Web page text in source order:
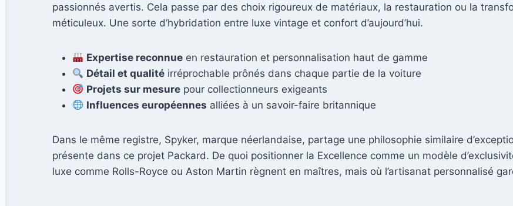
passionnés avertis. Cela passe par des choix rigoureux de matériaux, la restauration ou la
méticuleux. Une sorte d’hybridation entre luxe vintage et confort d’aujourd’hui.
Expertise reconnue en restauration et personnalisation haut de gamme
Détail et qualité irréprochable prônés dans chaque partie de la voiture
Projets sur mesure pour collectionneurs exigeants
Influences européennes alliées à un savoir-faire britannique
Dans le même registre, Spyker, marque néerlandaise, partage une philosophie similaire
présente dans ce projet Packard. De quoi positionner la Excellence comme un modèle
luxe comme Rolls-Royce ou Aston Martin règnent en maîtres, mais où l’artisanat personnalisé